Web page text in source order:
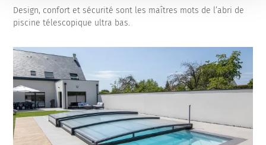
Design, confort et sécurité sont les maîtres mots de l’abri de
piscine télescopique ultra bas.